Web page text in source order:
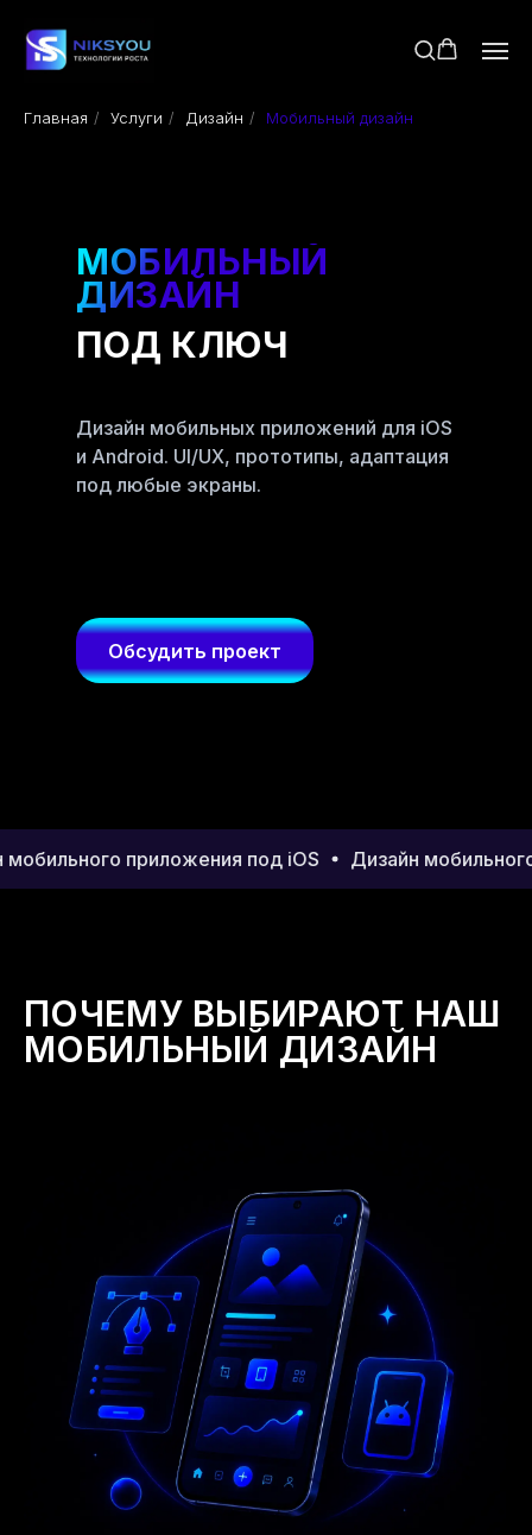
Главная / Услуги / Дизайн / Мобильный дизайн
МОБИЛЬНЫЙ
ДИЗАЙН
ПОД КЛЮЧ
Дизайн мобильных приложений для iOS
и Android. UI/UX, прототипы, адаптация
под любые экраны.
Обсудить проект
приложения под iOS Дизайн
ПОЧЕМУ ВЫБИРАЮТ НАШ
МОБИЛЬНЫЙ ДИЗАЙН